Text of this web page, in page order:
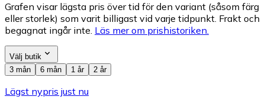
Grafen visar lägsta pris över tid för den variant (såsom färg
eller storlek) som varit billigast vid varje tidpunkt. Frakt och
begagnat ingår inte. Läs mer om prishistoriken.
Välj butik
3 mån
6 mån 1 år 2 år
Lägst nypris just nu